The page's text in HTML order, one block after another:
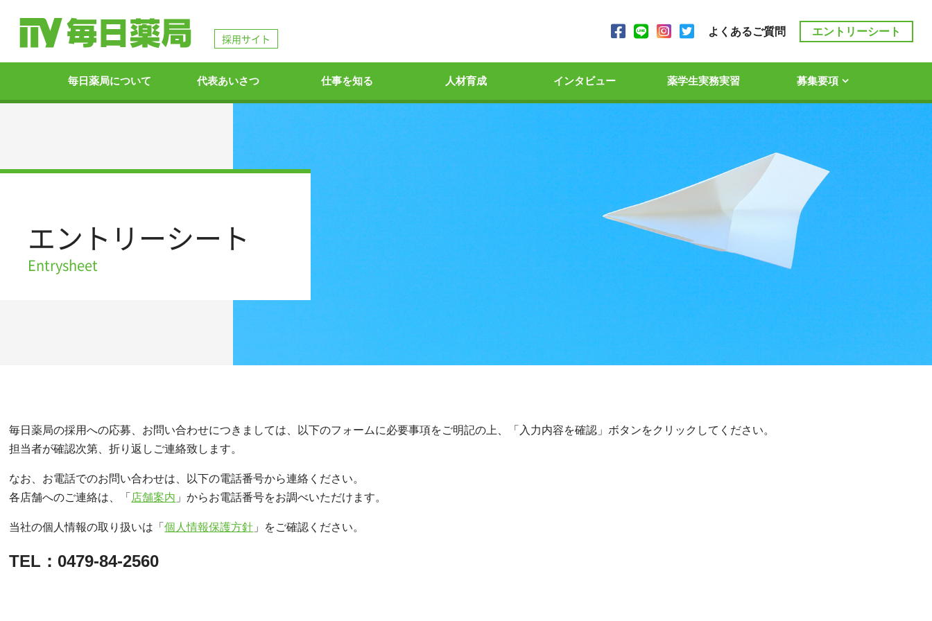
採用サイト
エントリーシート
よくあるご質問
毎日薬局について 代表あいさつ 仕事を知る 人材育成 インタビュー 薬学生実務実習 募集要項
エントリーシート
Entrysheet
毎日薬局の採用への応募、お問い合わせにつきましては、以下のフォームに必要事項をご明記の上、「入力内容を確認」ボタンをクリックしてください。
担当者が確認次第、折り返しご連絡致します。
なお、お電話でのお問い合わせは、以下の電話番号から連絡ください。
各店舗へのご連絡は、「 店舗案内 」からお電話番号をお調べいただけます。
当社の個人情報の取り扱いは「個人情報保護方針 」をご確認ください。
TEL：0479-84-2560